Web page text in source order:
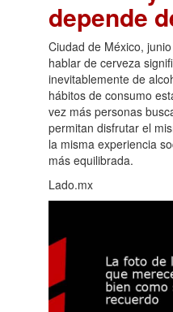
depende
Ciudad de México,
hablar de cerveza
inevitablemente de
hábitos de consumo
vez más personas
permitan disfrutar el
la misma experiencia
más equilibrada.
Lado.mx